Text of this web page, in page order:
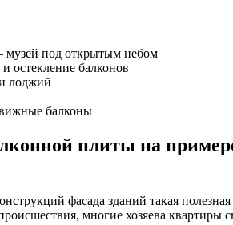
под открытым небом
остекление балконов
лоджий
балконы
плиты на
фасада зданий такая
многие хозяева